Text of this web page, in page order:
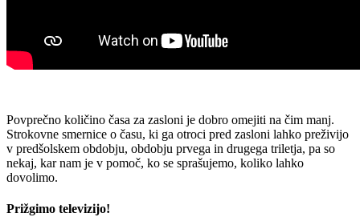
Povprečno količino časa za zasloni je dobro omejiti na čim manj.
Strokovne smernice o času, ki ga otroci pred zasloni lahko preživijo
v predšolskem obdobju, obdobju prvega in drugega triletja, pa so
nekaj, kar nam je v pomoč, ko se sprašujemo, koliko lahko
dovolimo.
Prižgimo televizijo!